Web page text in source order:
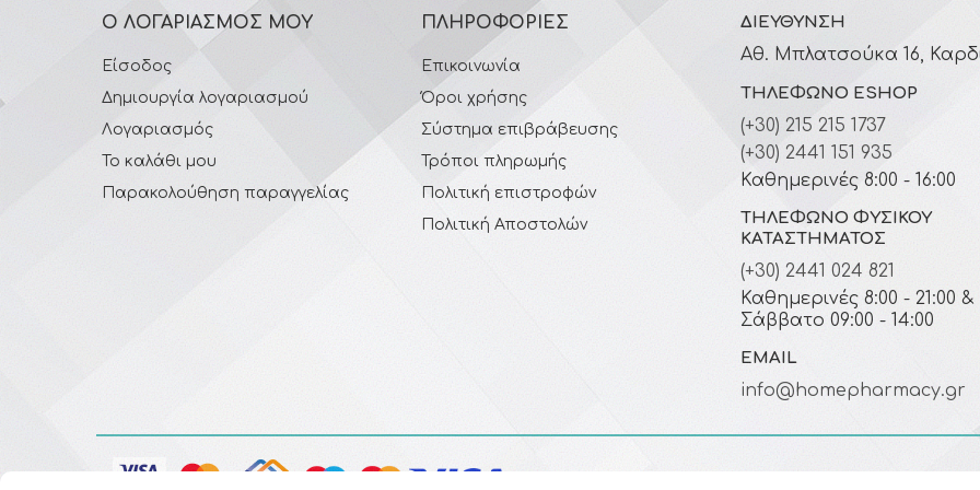
Ο ΛΟΓΑΡΙΑΣΜΌΣ ΜΟΥ
Είσοδος
Δημιουργία λογαριασμού
Λογαριασμός
Το καλάθι μου
Παρακολούθηση παραγγελίας
ΠΛΗΡΟΦΟΡΊΕΣ
Επικοινωνία
Όροι χρήσης
Σύστημα επιβράβευσης
Τρόποι πληρωμής
Πολιτική επιστροφών
Πολιτική Αποστολών
ΔΙΕΎΘΥΝΣΗ
Αθ. Μπλατσούκα 16,
ΤΗΛΈΦΩΝΟ ESHOP
(+30) 215 215 1737
(+30) 2441 151 935
Καθημερινές 8:00 - 16:00
ΤΗΛΈΦΩΝΟ ΦΥΣΙΚΟΎ
ΚΑΤΑΣΤΉΜΑΤΟΣ
(+30) 2441 024 821
Καθημερινές 8:00 - 21:00 &
Σάββατο 09:00 - 14:00
EMAIL
info@homepharmacy.gr